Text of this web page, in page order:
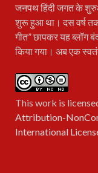
जनपथहिंदी जगत के
शुरू हुआ था। दस वर्ष
गीत” छापकर यह ब्लॉग
किया गया। अब एक
This work is
Attribution-
International